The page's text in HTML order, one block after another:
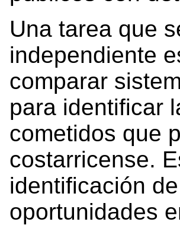
Una tarea que
independiente
comparar
para identificar
cometidos que
costarricense.
identificación
oportunidades